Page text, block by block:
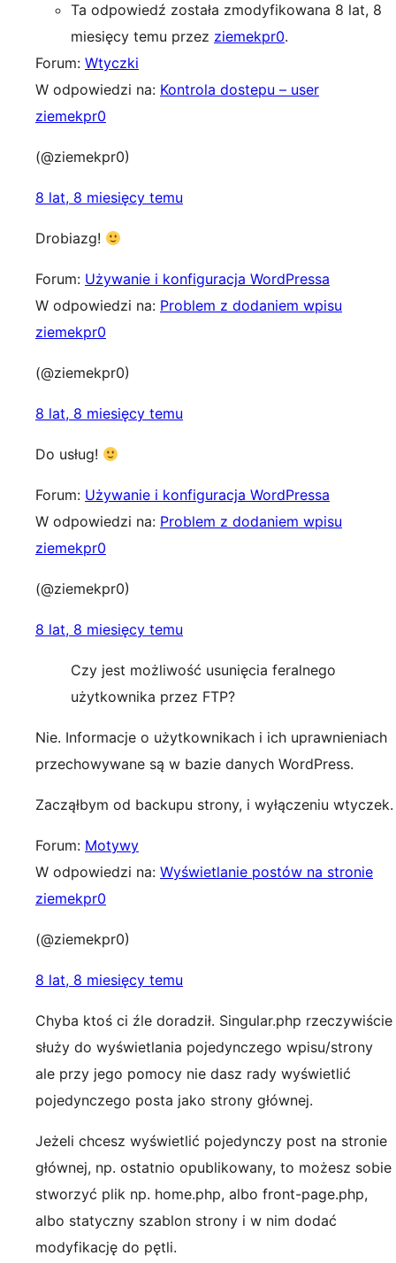
Ta odpowiedź została zmodyfikowana 8 lat, 8
miesięcy temu przez ziemekpr0.
Forum: Wtyczki
W odpowiedzi na: Kontrola dostepu – user
ziemekpr0
(@ziemekpr0)
8 lat, 8 miesięcy temu
Drobiazg!
Forum: Używanie i konfiguracja WordPressa
W odpowiedzi na: Problem z dodaniem wpisu
ziemekpr0
(@ziemekpr0)
8 lat, 8 miesięcy temu
Do usług!
Forum: Używanie i konfiguracja WordPressa
W odpowiedzi na: Problem z dodaniem wpisu
ziemekpr0
(@ziemekpr0)
8 lat, 8 miesięcy temu
Czy jest możliwość usunięcia feralnego
użytkownika przez FTP?
Nie. Informacje o użytkownikach i ich uprawnieniach
przechowywane są w bazie danych WordPress.
Zacząłbym od backupu strony, i wyłączeniu wtyczek.
Forum: Motywy
W odpowiedzi na: Wyświetlanie postów na stronie
ziemekpr0
(@ziemekpr0)
8 lat, 8 miesięcy temu
Chyba ktoś ci źle doradził. Singular.php rzeczywiście
służy do wyświetlania pojedynczego wpisu/strony
ale przy jego pomocy nie dasz rady wyświetlić
pojedynczego posta jako strony głównej.
Jeżeli chcesz wyświetlić pojedynczy post na stronie
głównej, np. ostatnio opublikowany, to możesz sobie
stworzyć plik np. home.php, albo front-page.php,
albo statyczny szablon strony i w nim dodać
modyfikację do pętli.